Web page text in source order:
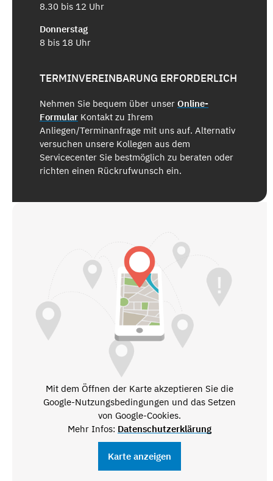
8.30 bis 12 Uhr
Donnerstag
8 bis 18 Uhr
TERMINVEREINBARUNG ERFORDERLICH
Nehmen Sie bequem über unser Online-
Formular Kontakt zu Ihrem
Anliegen/Terminanfrage mit uns auf. Alternativ
versuchen unsere Kollegen aus dem
Servicecenter Sie bestmöglich zu beraten oder
richten einen Rückrufwunsch ein.
Mit dem Öffnen der Karte akzeptieren Sie die
Google-Nutzungsbedingungen und das Setzen
von Google-Cookies.
Mehr Infos: Datenschutzerklärung
Karte anzeigen